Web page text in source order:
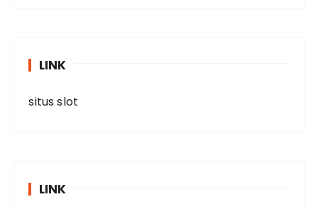
LINK
situs slot
LINK